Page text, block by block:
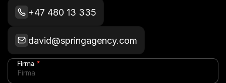
+47 480 13 335
david@springagency.com
Firma *